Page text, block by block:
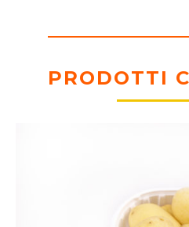
PRODOTTI